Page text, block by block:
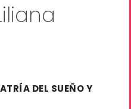
DEL SUEÑO Y